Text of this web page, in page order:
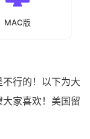
MAC版
行的！以下为大
家喜欢！美国留